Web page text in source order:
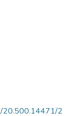
20.500.14471/2